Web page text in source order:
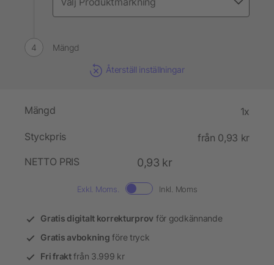
Mängd
Återställ inställningar
Mängd 1x
Styckpris
från 0,93 kr
NETTO PRIS
0,93 kr
Exkl. Moms. Inkl. Moms
Gratis digitalt korrekturprov för godkännande
Gratis avbokning före tryck
Fri fraktfrån 3.999 kr